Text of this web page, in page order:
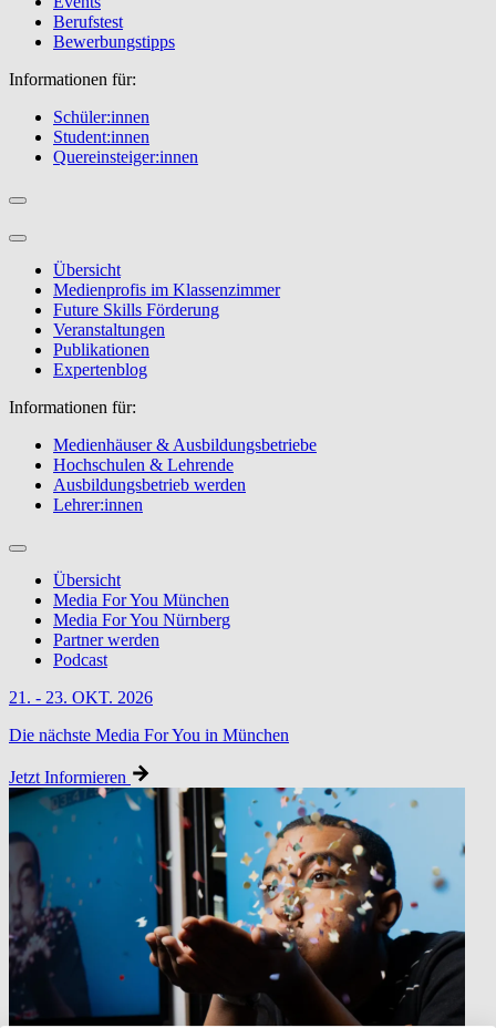
Berufstest
Bewerbungstipps
Informationen für:
Schüler:innen
Student:innen
Quereinsteiger:innen
Übersicht
Medienprofis im Klassenzimmer
Future Skills Förderung
Veranstaltungen
Publikationen
Expertenblog
Informationen für:
Medienhäuser & Ausbildungsbetriebe
Hochschulen & Lehrende
Ausbildungsbetrieb werden
Lehrer:innen
Übersicht
Media For You München
Media For You Nürnberg
Partner werden
Podcast
21. - 23. OKT. 2026
Die nächste Media For You in München
Jetzt Informieren